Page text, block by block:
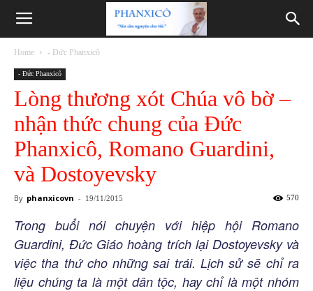
Phanxicô
Home - Đức Phanxicô
- Đức Phanxicô
Lòng thương xót Chúa vô bờ –
nhận thức chung của Đức
Phanxicô, Romano Guardini,
và Dostoyevsky
By phanxicovn - 19/11/2015 570
Trong buổi nói chuyện với hiệp hội Romano
Guardini, Đức Giáo hoàng trích lại Dostoyevsky và
việc tha thứ cho những sai trái. Lịch sử sẽ chỉ ra
liệu chúng ta là một dân tộc, hay chỉ là một nhóm